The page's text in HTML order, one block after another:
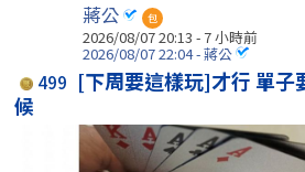
蔣公 包
2026/08/07 20:13 - 7 小時前
2026/08/07 22:04 - 蔣公
499 [下周要這樣玩]才行 單子
候